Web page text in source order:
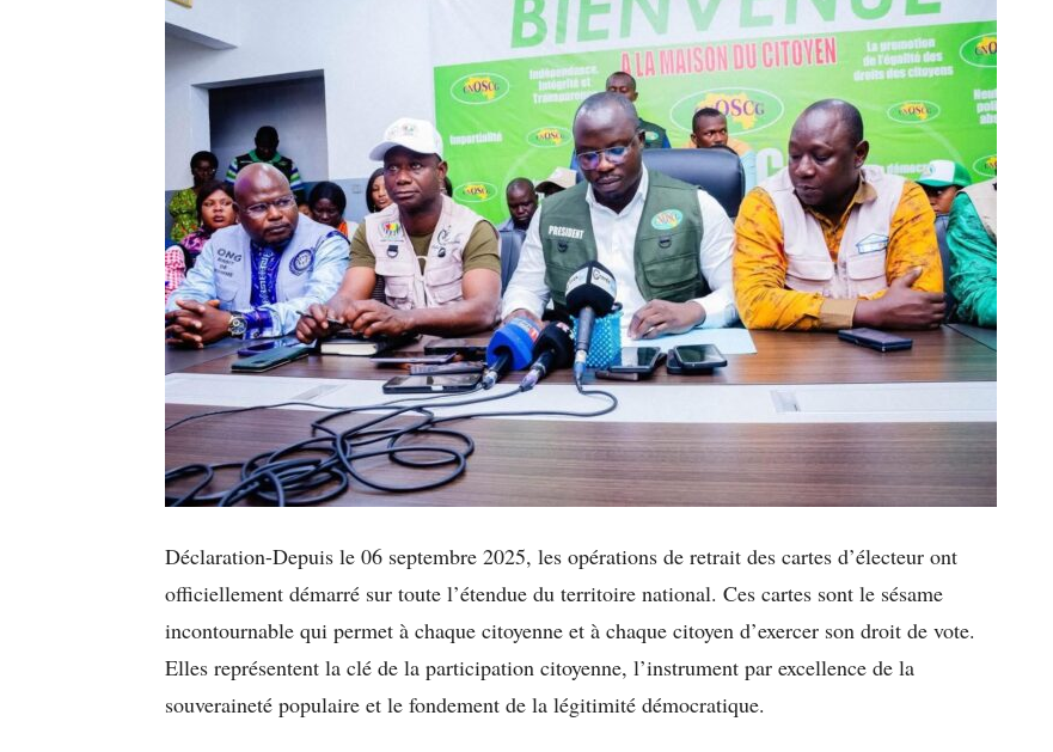
Déclaration-Depuis le 06 septembre 2025, les opérations de retrait des cartes d’électeur ont
officiellement démarré sur toute l’étendue du territoire national. Ces cartes sont le sésame
incontournable qui permet à chaque citoyenne et à chaque citoyen d’exercer son droit de vote.
Elles représentent la clé de la participation citoyenne, l’instrument par excellence de la
souveraineté populaire et le fondement de la légitimité démocratique.